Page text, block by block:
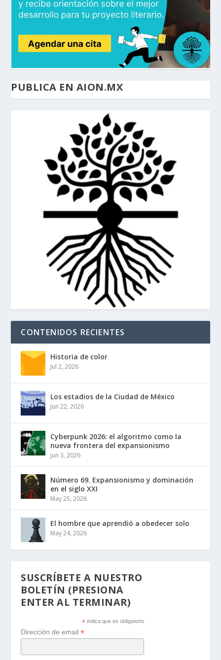
PUBLICA EN AION.MX
CONTENIDOS RECIENTES
Historia de color
Jul 2, 2026
Los estadios de la Ciudad de México
Jun 22, 2026
Cyberpunk 2026: el algoritmo como la
nueva frontera del expansionismo
Jun 3, 2026
Número 69. Expansionismo y dominación
en el siglo XXI
May 25, 2026
El hombre que aprendió a obedecer solo
May 24, 2026
SUSCRÍBETE A NUESTRO
BOLETÍN (PRESIONA
ENTER AL TERMINAR)
* indica que es obligatorio
Dirección de email*